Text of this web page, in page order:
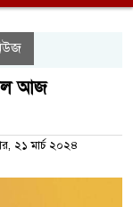
আজ
২১ মার্চ ২০২৪